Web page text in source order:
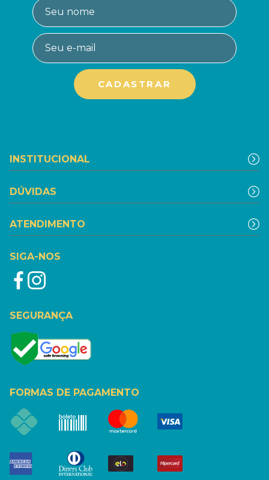
INSTITUCIONAL
DÚVIDAS
ATENDIMENTO
SIGA-NOS
SEGURANÇA
FORMAS DE PAGAMENTO